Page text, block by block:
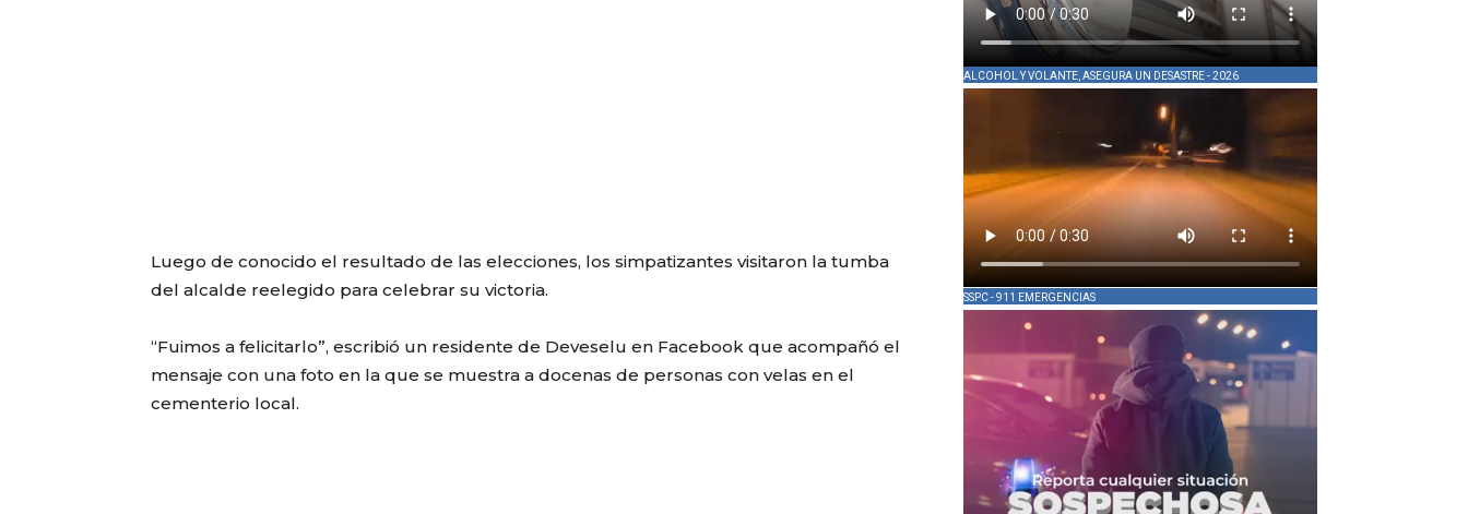
Luego de conocido el resultado de las elecciones, los simpatizantes visitaron la tumba
del alcalde reelegido para celebrar su victoria.
“Fuimos a felicitarlo”, escribió un residente de Deveselu en Facebook que acompañó el
mensaje con una foto en la que se muestra a docenas de personas con velas en el
cementerio local.
ALCOHOL Y VOLANTE, ASEGURA UN DESASTRE - 2026
SSPC - 911 EMERGENCIAS